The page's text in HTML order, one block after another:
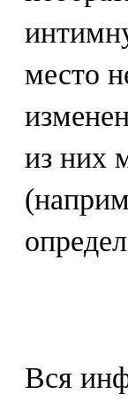
место
из них
Вся